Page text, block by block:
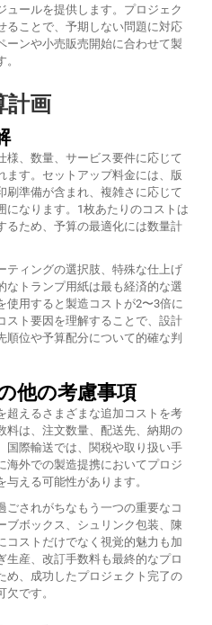
ュールを提供します。プロジェク
ることで、予期しない問題に対応
ーンや小売販売開始に合わせて製
計画
様、数量、サービス要件に応じて
ます。セットアップ料金には、版
刷準備が含まれ、複雑さに応じて
になります。1枚あたりのコストは
るため、予算の最適化には数量計
ティングの選択肢、特殊な仕上げ
なトランプ用紙は最も経済的な選
用すると製造コストが2〜3倍に
スト要因を理解することで、設計
順位や予算配分について的確な判
他の考慮事項
超えるさまざまな追加コストを考
料は、注文数量、配送先、納期の
国際輸送では、関税や取り扱い手
海外での製造提携においてプロジ
える可能性があります。
ごされがちなもう一つの重要なコ
ブボックス、シュリンク包装、陳
コストだけでなく視覚的魅力も加
生産、改訂手数料も最終的なプロ
め、成功したプロジェクト完了の
です。